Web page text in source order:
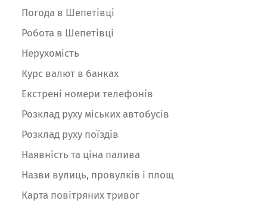
Погода в Шепетівці
Робота в Шепетівці
Нерухомість
Курс валют в банках
Екстрені номери телефонів
Розклад руху міських автобусів
Розклад руху поїздів
Наявність та ціна палива
Назви вулиць, провулків і площ
Карта повітряних тривог